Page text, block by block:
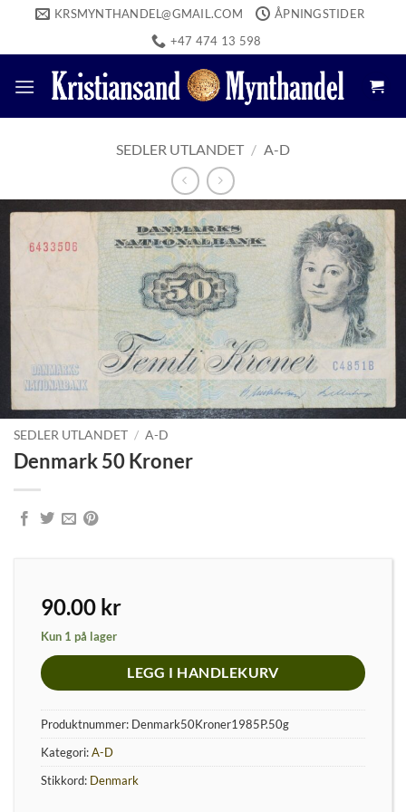
content
KRSMYNTHANDEL@GMAIL.COM
ÅPNINGSTIDER
+47 474 13 598
SEDLER UTLANDET / A-D
SEDLER UTLANDET / A-D
Denmark 50 Kroner
90.00 kr
Kun 1 på lager
LEGG I HANDLEKURV
Produktnummer: Denmark50Kroner1985P.50g
Kategori:A-D
Stikkord: Denmark